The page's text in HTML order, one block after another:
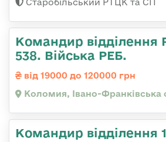
Командир відділення
538. Війська РЕБ.
від 19000 до 120000 грн
Коломия, Івано-Франківська
Командир відділення